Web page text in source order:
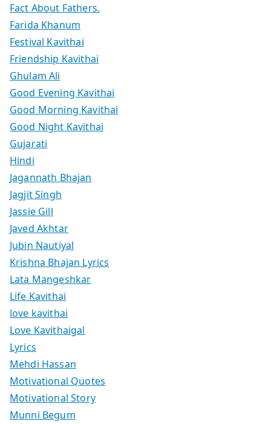
Fact About Fathers.
Farida Khanum
Festival Kavithai
Friendship Kavithai
Ghulam Ali
Good Evening Kavithai
Good Morning Kavithai
Good Night Kavithai
Gujarati
Hindi
Jagannath Bhajan
Jagjit Singh
Jassie Gill
Javed Akhtar
Jubin Nautiyal
Krishna Bhajan Lyrics
Lata Mangeshkar
Life Kavithai
love kavithai
Love Kavithaigal
Lyrics
Mehdi Hassan
Motivational Quotes
Motivational Story
Munni Begum